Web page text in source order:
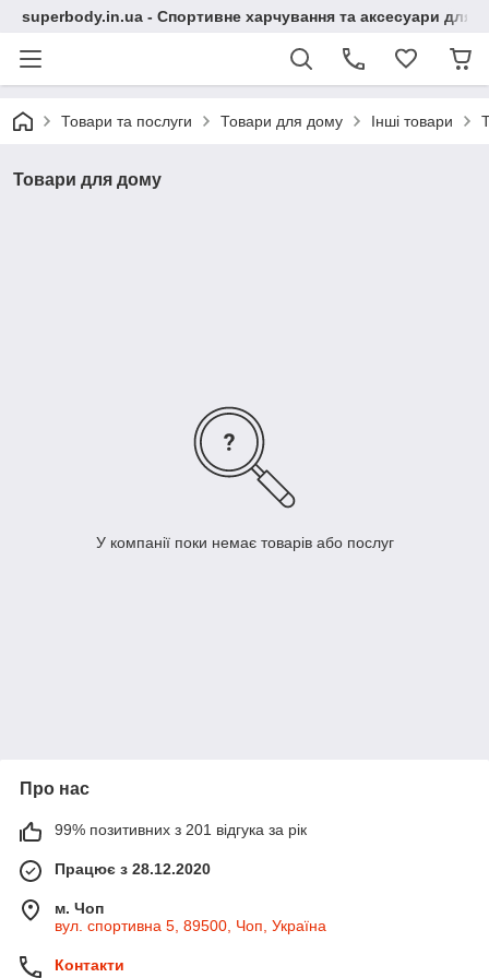
superbody.in.ua - Спортивне харчування та аксесуари для
Товари та послуги Товари для дому Інші товари
Товари для дому
У компанії поки немає товарів або послуг
Про нас
99% позитивних з 201 відгука за рік
Працює з 28.12.2020
м. Чоп
вул. спортивна 5, 89500, Чоп, Україна
Контакти